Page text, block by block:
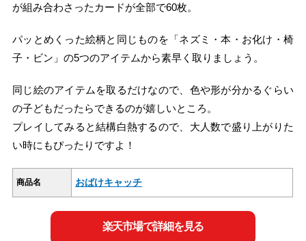
が組み合わさったカードが全部で60枚。
パッとめくった絵柄と同じものを「ネズミ・本・お化け・椅
子・ビン」の5つのアイテムから素早く取りましょう。
同じ絵のアイテムを取るだけなので、色や形が分かるぐらい
の子どもだったらできるのが嬉しいところ。
プレイしてみると結構白熱するので、大人数で盛り上がりた
い時にもぴったりですよ！
商品名 おばけキャッチ
楽天市場で詳細を見る